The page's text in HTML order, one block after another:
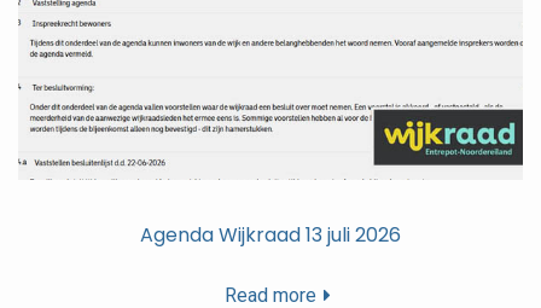
Agenda Wijkraad 13 juli 2026
Read more